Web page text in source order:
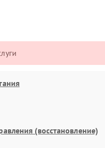
(восстановление)